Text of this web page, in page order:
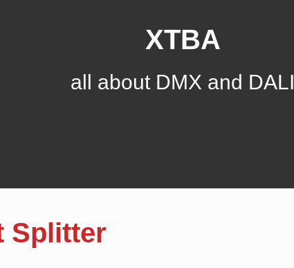
XTBA
all about DMX and DALI
Splitter